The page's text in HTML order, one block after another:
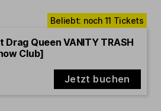
Queen VANITY TRASH
Club]
Jetzt buchen